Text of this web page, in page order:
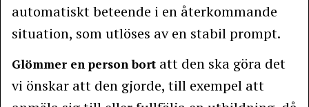
automatiskt beteende i en återkommande
situation, som utlöses av en stabil prompt.
Glömmer en person bort att den ska göra det
vi önskar att den gjorde, till exempel att